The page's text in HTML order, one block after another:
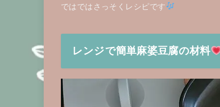
ではではさっそくレシピです
レンジで簡単麻婆豆腐の材料